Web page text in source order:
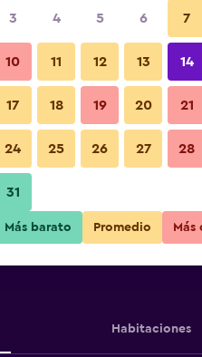
Fragrance Pension
Fragrance Pension
Fragrance Pension
Habitaciones
3 4 5 6 7
10 11 12 13 14
17 18 19 20 21
24 25 26 27 28
31
Más barato Promedio Más